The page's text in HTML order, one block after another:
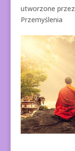
utworzone przez
Przemyślenia